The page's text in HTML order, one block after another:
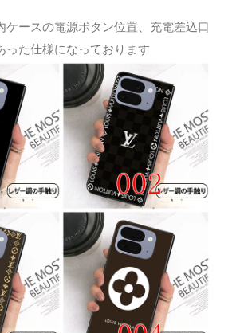
ケースの電源ボタン位置、充電差込口
った仕様になっております